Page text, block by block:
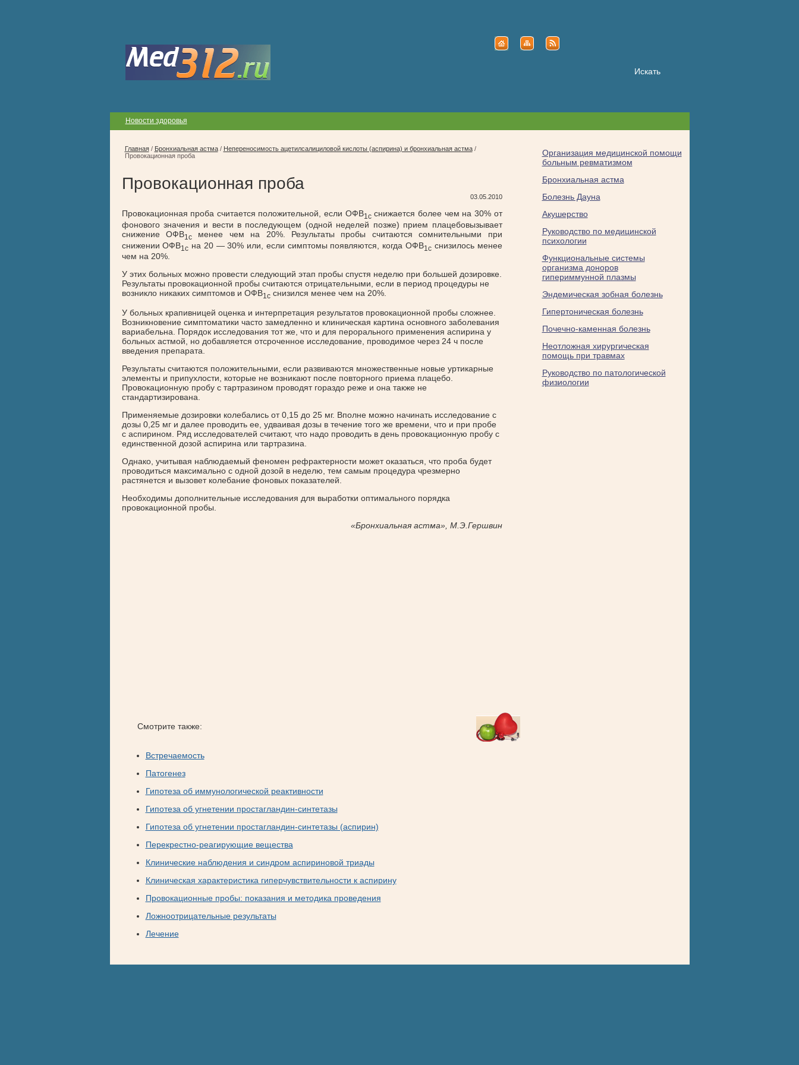
Новости здоровья
Главная/ Бронхиальная астма/ Непереносимость ацетилсалициловой кислоты (аспирина) и бронхиальная астма/
Провокационная проба
Провокационная проба
03.05.2010
Провокационная проба считается положительной, если ОФВ1cснижается более чем на 30% от
фонового значения и вести в последующем (одной неделей позже) прием плацебовызывает
снижение ОФВ1cменее чем на 20%. Результаты пробы считаются сомнительными при
снижении ОФВ1c на 20 — 30% или, если симптомы появляются, когда ОФВ1cснизилось менее
чем на 20%.
У этих больных можно провести следующий этап пробы спустя неделю при большей дозировке.
Результаты провокационной пробы считаются отрицательными, если в период процедуры не
возникло никаких симптомов и ОФВ1cснизился менее чем на 20%.
У больных крапивницей оценка и интерпретация результатов провокационной пробы сложнее.
Возникновение симптоматики часто замедленно и клиническая картина основного заболевания
вариабельна. Порядок исследования тот же, что и для перорального применения аспирина у
больных астмой, но добавляется отсроченное исследование, проводимое через 24 ч после
введения препарата.
Результаты считаются положительными, если развиваются множественные новые уртикарные
элементы и припухлости, которые не возникают после повторного приема плацебо.
Провокационную пробу с тартразином проводят гораздо реже и она также не
стандартизирована.
Применяемые дозировки колебались от 0,15 до 25 мг. Вполне можно начинать исследование с
дозы 0,25 мг и далее проводить ее, удваивая дозы в течение того же времени, что и при пробе
с аспирином. Ряд исследователей считают, что надо проводить в день провокационную пробу с
единственной дозой аспирина или тартразина.
Однако, учитывая наблюдаемый феномен рефрактерности может оказаться, что проба будет
проводиться максимально с одной дозой в неделю, тем самым процедура чрезмерно
растянется и вызовет колебание фоновых показателей.
Необходимы дополнительные исследования для выработки оптимального порядка
провокационной пробы.
«Бронхиальная астма», М.Э.Гершвин
Смотрите также:
Встречаемость
Патогенез
Гипотеза об иммунологической реактивности
Гипотеза об угнетении простагландин-синтетазы
Гипотеза об угнетении простагландин-синтетазы (аспирин)
Перекрестно-реагирующие вещества
Клинические наблюдения и синдром аспириновой триады
Клиническая характеристика гиперчувствительности к аспирину
Провокационные пробы: показания и методика проведения
Ложноотрицательные результаты
Лечение
Организация медицинской помощи
больным ревматизмом
Бронхиальная астма
Болезнь Дауна
Акушерство
Руководство по медицинской
психологии
Функциональные системы
организма доноров
гипериммунной плазмы
Эндемическая зобная болезнь
Гипертоническая болезнь
Почечно-каменная болезнь
Неотложная хирургическая
помощь при травмах
Руководство по патологической
физиологии